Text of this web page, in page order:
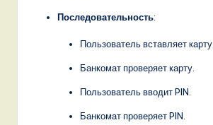
Последовательность:
Пользователь вставляет карту.
Банкомат проверяет карту.
Пользователь вводит PIN.
Банкомат проверяет PIN.